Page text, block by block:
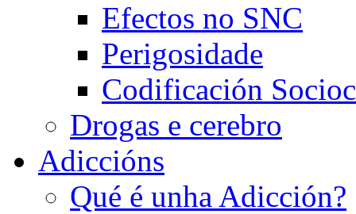
Efectos no SNC
Perigosidade
Codificación
Drogas e cerebro
Adiccións
Qué é unha Adicción?